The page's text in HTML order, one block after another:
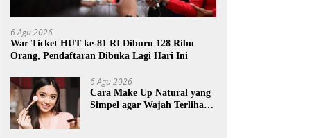
6 Agu 2026
War Ticket HUT ke-81 RI Diburu 128 Ribu
Orang, Pendaftaran Dibuka Lagi Hari Ini
6 Agu 2026
Cara Make Up Natural yang
Simpel agar Wajah Terlihat